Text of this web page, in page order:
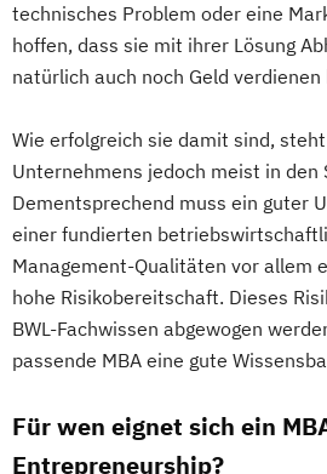
technisches Problem oder eine
hoffen, dass sie mit ihrer Lösung
natürlich auch noch Geld verdienen
Wie erfolgreich sie damit sind,
Unternehmens jedoch meist in den
Dementsprechend muss ein guter
einer fundierten
Management-Qualitäten vor allem
hohe Risikobereitschaft. Dieses
BWL-Fachwissen abgewogen
passende MBA eine gute
Für wen eignet sich ein
Entrepreneurship?